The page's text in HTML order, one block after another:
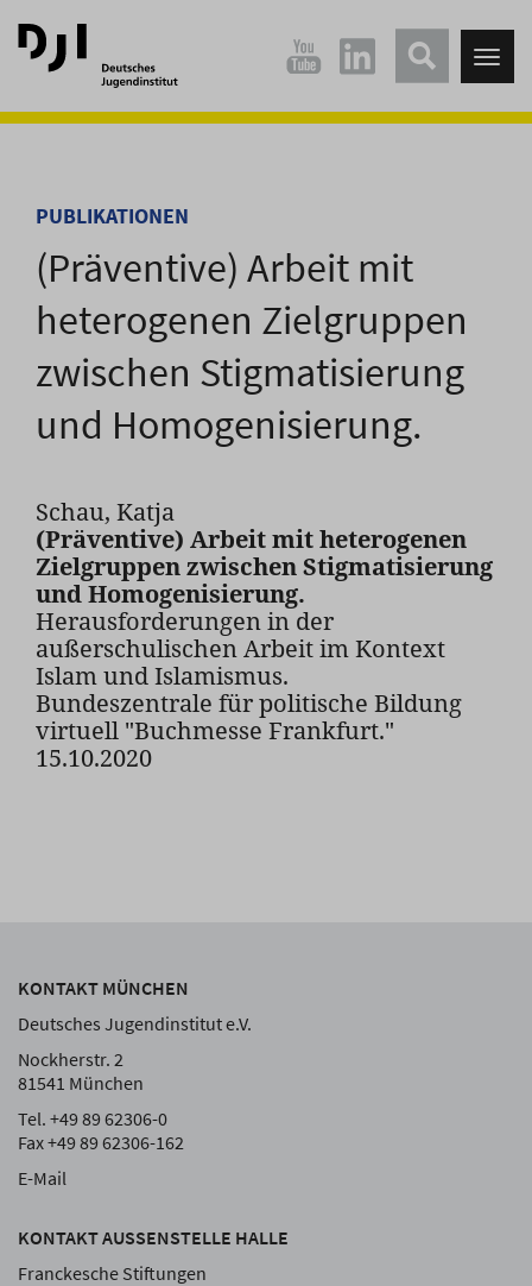
Direkt
zum
Hauptinhalt
Direkt
zum
Hauptmenü
PUBLIKATIONEN
(Präventive) Arbeit mit
heterogenen Zielgruppen
zwischen Stigmatisierung
und Homogenisierung.
Schau, Katja
(Präventive) Arbeit mit heterogenen
Zielgruppen zwischen Stigmatisierung
und Homogenisierung.
Herausforderungen in der
außerschulischen Arbeit im Kontext
Islam und Islamismus.
Bundeszentrale für politische Bildung
virtuell "Buchmesse Frankfurt."
15.10.2020
KONTAKT MÜNCHEN
Deutsches Jugendinstitut e.V.
Nockherstr. 2
81541 München
Tel. +49 89 62306-0
Fax +49 89 62306-162
E-Mail
KONTAKT AUSSENSTELLE HALLE
Franckesche Stiftungen